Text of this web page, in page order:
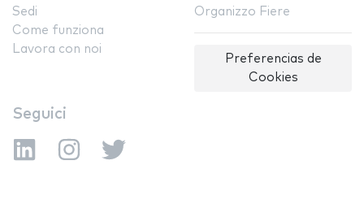
Sedi
Come funziona
Lavora con noi
Organizzo Fiere
Preferencias de
Cookies
Seguici